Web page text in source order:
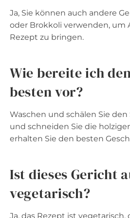
Ja, Sie können auch andere
oder Brokkoli verwenden, um
Rezept zu bringen.
Wie bereite ich
besten vor?
Waschen und schälen Sie
und schneiden Sie die
erhalten Sie den besten
Ist dieses Gericht
vegetarisch?
Ja, das Rezept ist vegetarisch,